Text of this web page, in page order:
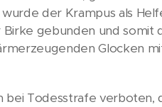
der Krampus als
gebunden und
Glocken
bei Todesstrafe